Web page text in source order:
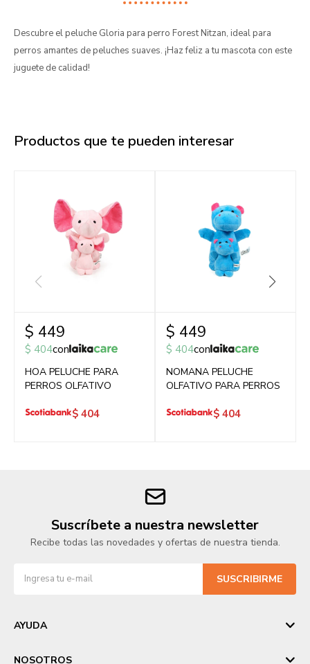
Descubre el peluche Gloria para perro Forest Nitzan, ideal para
perros amantes de peluches suaves. ¡Haz feliz a tu mascota con este
juguete de calidad!
Productos que te pueden interesar
$ 449
$ 404con
HOA PELUCHE PARA
PERROS OLFATIVO
$ 404
$ 449
$ 404con
NOMANA PELUCHE
OLFATIVO PARA PERROS
$ 404
Suscríbete a nuestra newsletter
Recibe todas las novedades y ofertas de nuestra tienda.
SUSCRIBIRME
AYUDA
NOSOTROS